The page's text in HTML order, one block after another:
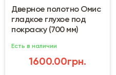
Дверное полотно Омис
гладкое глухое под
покраску (700 мм)
Есть в наличии
1600.00грн.